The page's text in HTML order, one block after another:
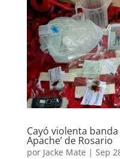
Cayó violenta banda
Apache’ de Rosario
por Jacke Mate | Sep